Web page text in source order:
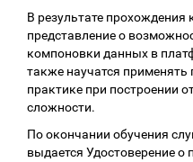
В результате прохождения
представление о
компоновки данных в
также научатся применять
практике при построении
сложности.
По окончании обучения
выдается Удостоверение о